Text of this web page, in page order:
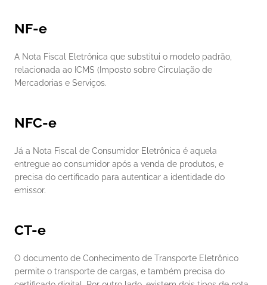
NF-e
A Nota Fiscal Eletrônica que substitui o modelo padrão,
relacionada ao ICMS (Imposto sobre Circulação de
Mercadorias e Serviços.
NFC-e
Já a Nota Fiscal de Consumidor Eletrônica é aquela
entregue ao consumidor após a venda de produtos, e
precisa do certificado para autenticar a identidade do
emissor.
CT-e
O documento de Conhecimento de Transporte Eletrônico
permite o transporte de cargas, e também precisa do